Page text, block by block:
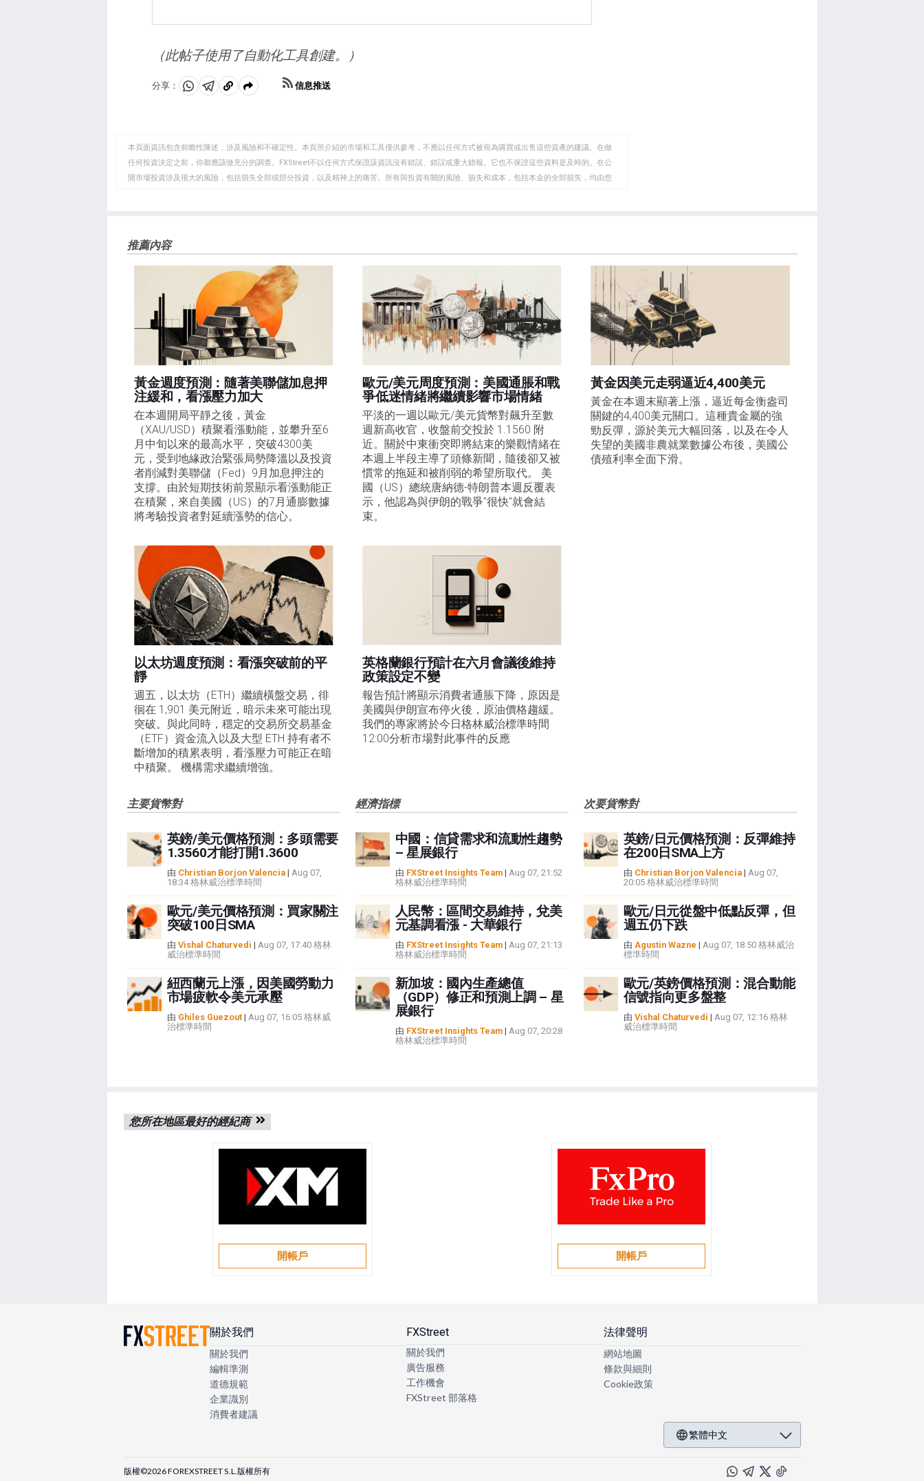
也在決定金價方面發揮了關鍵作用。
為避險資產的地位是相似的。黃金/白銀比率顯示了等於一盎司黃金價值所需的白銀盎
被低估或黃金被高估的一個指標。相反，較低的比率可能表明黃金相對於白銀被低估
（此帖子使用了自動化工具創建。）
分享：
分
WhatsApp
分
Telegram
複
剪
貼
板
信息推送
本頁面資訊包含前瞻性陳述，涉及風險和不確定性。本頁所介紹的市場和工具僅供參考，不應以任何方式被視為購買或出售這些資產的建議。在做
任何投資決定之前，你都應該做充分的調查。FXStreet不以任何方式保證該資訊沒有錯誤、錯誤或重大錯報。它也不保證這些資料是及時的。在公
開市場投資涉及很大的風險，包括損失全部或部分投資，以及精神上的痛苦。所有與投資有關的風險、損失和成本，包括本金的全部損失，均由您
FXStreet和作者不提供個性化的建議。作者對該資訊的準確性、完整性或適用性不作任何陳述。FXStreet和作者將不承擔任何錯誤，遺漏或任何損
失，傷害或損害由此資訊及其顯示或使用引起的。錯誤和遺漏除外。本文作者和FXStreet並非註冊投資顧問，本文內容無意提供任何投資建議。
推薦內容
黃金週度預測：隨著美聯儲加息押
注緩和，看漲壓力加大
在本週開局平靜之後，黃金
（XAU/USD）積聚看漲動能，並攀升至6
月中旬以來的最高水平，突破4300美
元，受到地緣政治緊張局勢降溫以及投資
者削減對美聯儲（Fed）9月加息押注的
支撐。由於短期技術前景顯示看漲動能正
在積聚，來自美國（US）的7月通膨數據
將考驗投資者對延續漲勢的信心。
歐元/美元周度預測：美國通脹和戰
爭低迷情緒將繼續影響市場情緒
平淡的一週以歐元/美元貨幣對飆升至數
週新高收官，收盤前交投於 1.1560 附
近。關於中東衝突即將結束的樂觀情緒在
本週上半段主導了頭條新聞，隨後卻又被
慣常的拖延和被削弱的希望所取代。 美
國（US）總統唐納德-特朗普本週反覆表
示，他認為與伊朗的戰爭"很快"就會結
束。
黃金因美元走弱逼近4,400美元
黃金在本週末顯著上漲，逼近每金衡盎司
關鍵的4,400美元關口。這種貴金屬的強
勁反彈，源於美元大幅回落，以及在令人
失望的美國非農就業數據公布後，美國公
債殖利率全面下滑。
以太坊週度預測：看漲突破前的平
靜
週五，以太坊（ETH）繼續橫盤交易，徘
徊在 1,901 美元附近，暗示未來可能出現
突破。與此同時，穩定的交易所交易基金
（ETF）資金流入以及大型 ETH 持有者不
斷增加的積累表明，看漲壓力可能正在暗
中積聚。 機構需求繼續增強。
英格蘭銀行預計在六月會議後維持
政策設定不變
報告預計將顯示消費者通脹下降，原因是
美國與伊朗宣布停火後，原油價格趨緩。
我們的專家將於今日格林威治標準時間
12:00分析市場對此事件的反應
主要貨幣對
英鎊/美元價格預測：多頭需要
1.3560才能打開1.3600
由 Christian Borjon Valencia| Aug 07,
18:34 格林威治標準時間
歐元/美元價格預測：買家關注
突破100日SMA
由 Vishal Chaturvedi | Aug 07, 17:40 格林
威治標準時間
紐西蘭元上漲，因美國勞動力
市場疲軟令美元承壓
由 Ghiles Guezout| Aug 07, 16:05 格林威
治標準時間
經濟指標
中國：信貸需求和流動性趨勢
– 星展銀行
由 FXStreet Insights Team| Aug 07, 21:52
格林威治標準時間
人民幣：區間交易維持，兌美
元基調看漲 - 大華銀行
由 FXStreet Insights Team| Aug 07, 21:13
格林威治標準時間
新加坡：國內生產總值
（GDP）修正和預測上調 – 星
展銀行
由 FXStreet Insights Team| Aug 07, 20:28
格林威治標準時間
次要貨幣對
英鎊/日元價格預測：反彈維持
在200日SMA上方
由 Christian Borjon Valencia| Aug 07,
20:05 格林威治標準時間
歐元/日元從盤中低點反彈，但
週五仍下跌
由 Agustin Wazne | Aug 07, 18:50 格林威治
標準時間
歐元/英鎊價格預測：混合動能
信號指向更多盤整
由 Vishal Chaturvedi | Aug 07, 12:16 格林
威治標準時間
您所在地區最好的經紀商
開帳戶 開帳戶
關於我們
關於我們
編輯準測
道德規範
企業識別
消費者建議
FXStreet
關於我們
廣告服務
工作機會
FXStreet 部落格
法律聲明
網站地圖
條款與細則
Cookie政策
繁體中文
版權©2026 FOREXSTREET S.L.版權所有